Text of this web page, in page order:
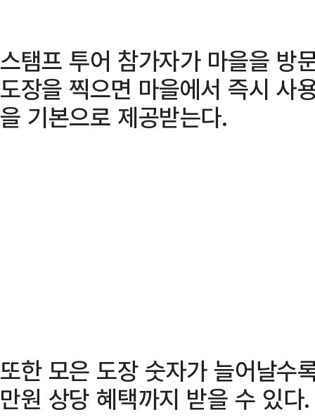
스탬프 투어 참가자가 마을을 방
도장을 찍으면 마을에서 즉시
을 기본으로 제공받는다.
또한 모은 도장 숫자가 늘어날수
만원 상당 혜택까지 받을 수 있다.